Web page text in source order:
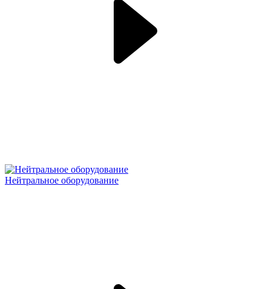
Нейтральное оборудование